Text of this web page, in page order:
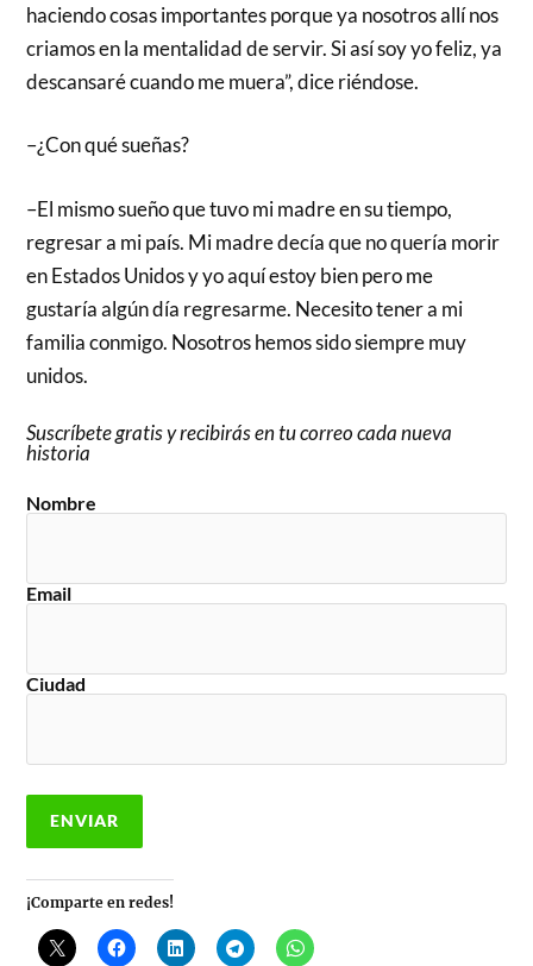
haciendo cosas importantes porque ya nosotros allí nos
criamos en la mentalidad de servir. Si así soy yo feliz, ya
descansaré cuando me muera”, dice riéndose.
–¿Con qué sueñas?
–El mismo sueño que tuvo mi madre en su tiempo,
regresar a mi país. Mi madre decía que no quería morir
en Estados Unidos y yo aquí estoy bien pero me
gustaría algún día regresarme. Necesito tener a mi
familia conmigo. Nosotros hemos sido siempre muy
unidos.
Suscríbete gratis y recibirás en tu correo cada nueva
historia
Nombre
Email
Ciudad
¡Comparte en redes!